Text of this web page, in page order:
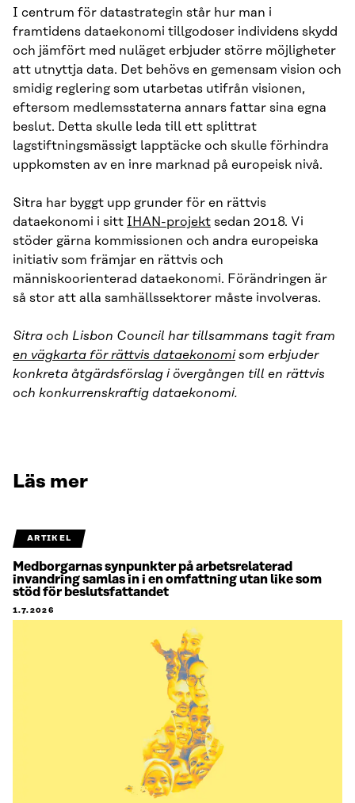
I centrum för datastrategin står hur man i
framtidens dataekonomi tillgodoser individens skydd
och jämfört med nuläget erbjuder större möjligheter
att utnyttja data. Det behövs en gemensam vision och
smidig reglering som utarbetas utifrån visionen,
eftersom medlemsstaterna annars fattar sina egna
beslut. Detta skulle leda till ett splittrat
lagstiftningsmässigt lapptäcke och skulle förhindra
uppkomsten av en inre marknad på europeisk nivå.
Sitra har byggt upp grunder för en rättvis
dataekonomi i sitt IHAN-projekt sedan 2018. Vi
stöder gärna kommissionen och andra europeiska
initiativ som främjar en rättvis och
människoorienterad dataekonomi. Förändringen är
så stor att alla samhällssektorer måste involveras.
Sitra och Lisbon Council har tillsammans tagit fram
en vägkarta för rättvis dataekonomisom erbjuder
konkreta åtgärdsförslag i övergången till en rättvis
och konkurrenskraftig dataekonomi.
Läs mer
ARTIKEL
Medborgarnas synpunkter på arbetsrelaterad
invandring samlas in i en omfattning utan like som
stöd för beslutsfattandet
1.7.2026